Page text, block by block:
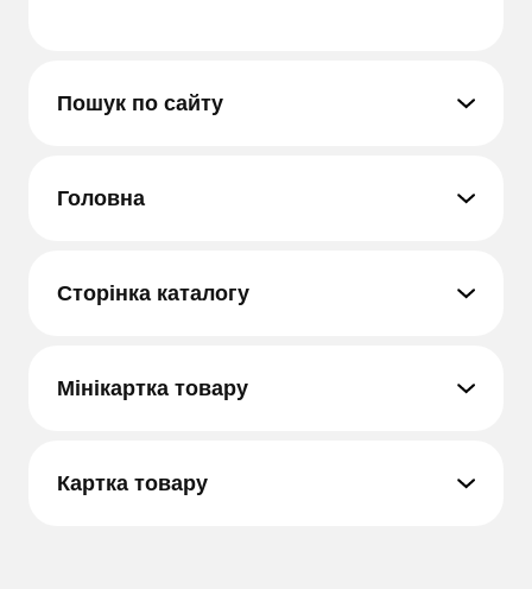
Пошук по сайту
Головна
Сторінка каталогу
Мінікартка товару
Картка товару